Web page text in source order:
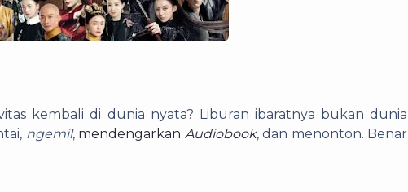
kembali di dunia nyata? Liburan ibaratnya bukan dunia
ngemil, mendengarkan Audiobook, dan menonton. Benar